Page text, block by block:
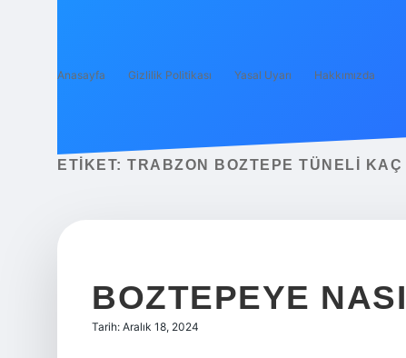
Anasayfa Gizlilik Politikası Yasal Uyarı Hakkımızda
ETIKET: TRABZON BOZTEPE TÜNELI KAÇ
BOZTEPEYE
Tarih: Aralık 18, 2024